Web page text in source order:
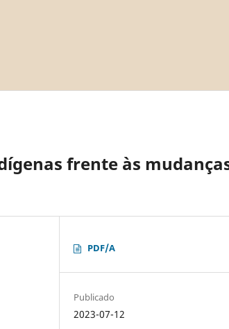
frente às
PDF/A
Publicado
2023-07-12